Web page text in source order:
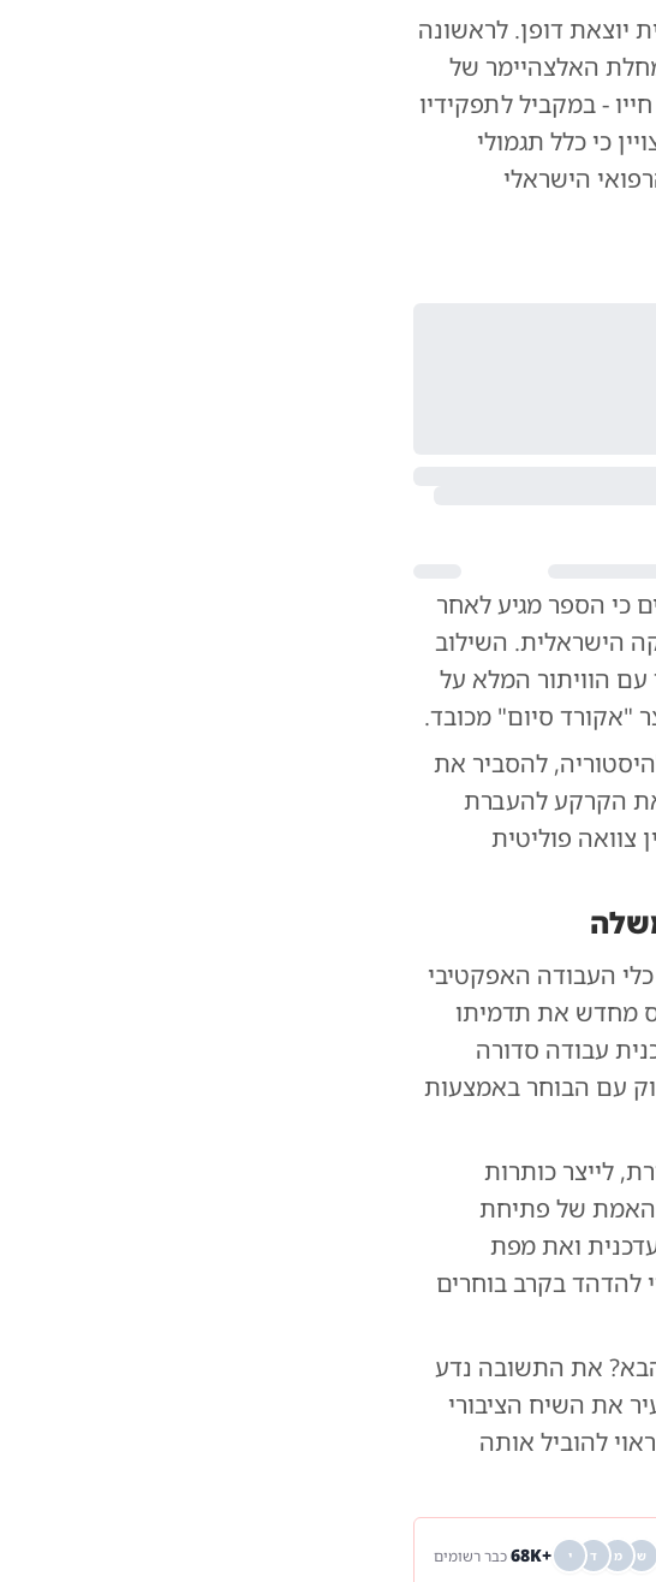
יוצאת דופן. לראשונה
האלצהיימר של
- במקביל לתפקידיו
כי כלל תגמולי
הישראלי
כי הספר מגיע לאחר
הישראלית. השילוב
עם הוויתור המלא על
"אקורד סיום" מכובד.
להסביר את
הקרקע להעברת
צוואה פוליטית
העבודה האפקטיבי
מחדש את תדמיתו
עבודה סדורה
עם הבוחר באמצעות
לייצר כותרות
האמת של פתיחת
ואת מפת
בקרב בוחרים
את התשובה נדע
את השיח הציבורי
להוביל אותה
ש מ ד י +68K כבר רשומים